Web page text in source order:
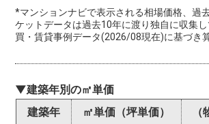
*マンションナビで表示される相場価格、過
ケットデータは過去10年に渡り独自に収集
買・賃貸事例データ(2026/08現在)に基づき
▼建築年別の㎡単価
建築年
㎡単価（坪単価）